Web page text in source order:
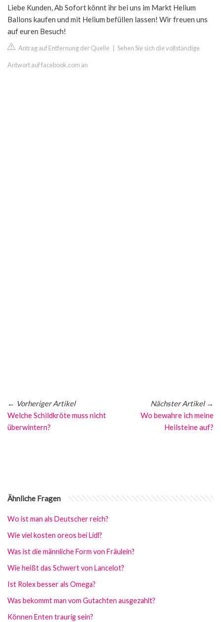
Liebe Kunden, Ab Sofort könnt ihr bei uns im Markt Helium
Ballons kaufen und mit Helium befüllen lassen! Wir freuen uns
auf euren Besuch!
Antrag auf Entfernung der Quelle Sehen Sie sich die vollständige
Antwort auf facebook.com an
← Vorheriger Artikel
Welche Schildkröte muss nicht
überwintern?
Nächster Artikel→
Wo bewahre ich meine
Heilsteine auf?
Ähnliche Fragen
Wo ist man als Deutscher reich?
Wie viel kosten oreos bei Lidl?
Was ist die männliche Form von Fräulein?
Wie heißt das Schwert von Lancelot?
Ist Rolex besser als Omega?
Was bekommt man vom Gutachten ausgezahlt?
Können Enten traurig sein?